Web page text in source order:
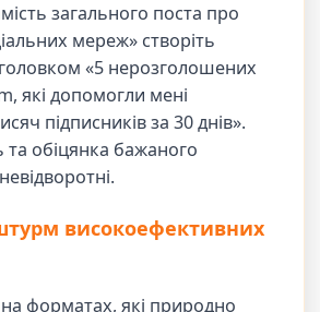
загального поста про
мереж» створіть
«5 нерозголошених
які допомогли мені
підписників за 30 днів».
та обіцянка бажаного
високоефективних
форматах, які природно